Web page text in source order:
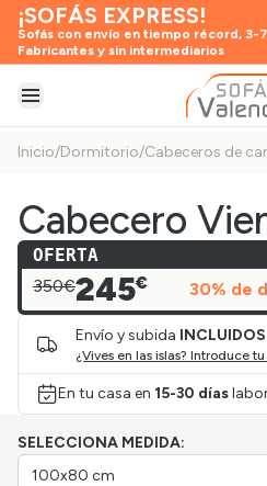
¡SOFÁS EXPRESS!
Sofás con envío en tiempo récord, 3-
Fabricantes y sin intermediarios
Abrir menú
Inicio/Dormitorio/Cabeceros de
Cabecero
OFERTA
350€245€ 30% de
Envío y subida INCLUIDOS
¿Vives en las islas? Introduce tu
En tu casa en 15-30 días
SELECCIONA MEDIDA:
100x80 cm